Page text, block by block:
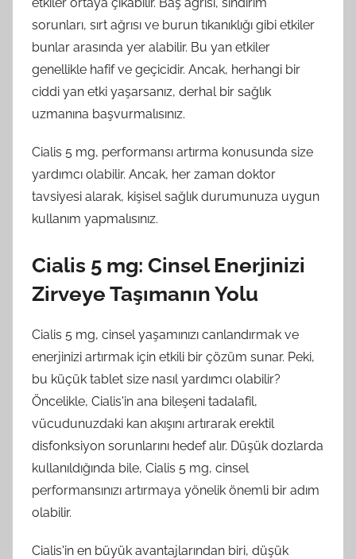
sorunları, sırt ağrısı ve burun tıkanıklığı gibi etkiler
bunlar arasında yer alabilir. Bu yan etkiler
genellikle hafif ve geçicidir. Ancak, herhangi bir
ciddi yan etki yaşarsanız, derhal bir sağlık
uzmanına başvurmalısınız.
Cialis 5 mg, performansı artırma konusunda size
yardımcı olabilir. Ancak, her zaman doktor
tavsiyesi alarak, kişisel sağlık durumunuza uygun
kullanım yapmalısınız.
Cialis 5 mg: Cinsel Enerjinizi
Zirveye Taşımanın Yolu
Cialis 5 mg, cinsel yaşamınızı canlandırmak ve
enerjinizi artırmak için etkili bir çözüm sunar. Peki,
bu küçük tablet size nasıl yardımcı olabilir?
Öncelikle, Cialis'in ana bileşeni tadalafil,
vücudunuzdaki kan akışını artırarak erektil
disfonksiyon sorunlarını hedef alır. Düşük dozlarda
kullanıldığında bile, Cialis 5 mg, cinsel
performansınızı artırmaya yönelik önemli bir adım
olabilir.
Cialis'in en büyük avantajlarından biri, düşük